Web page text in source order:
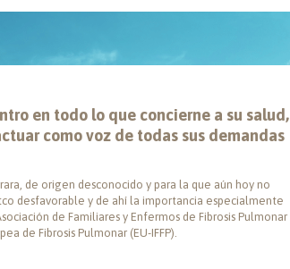
en todo lo que concierne a su salud,
como voz de todas sus demandas
de origen desconocido y para la que aún hoy no
desfavorable y de ahí la importancia especialmente
de Familiares y Enfermos de Fibrosis Pulmonar
de Fibrosis Pulmonar (EU-IFFP).